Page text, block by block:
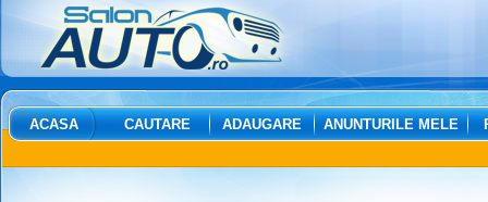
ACASA CAUTARE ADAUGARE ANUNTURILE MELE